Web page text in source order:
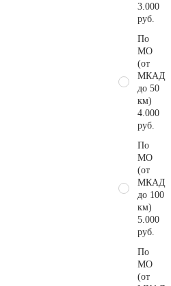
3.000
руб.
По
МО
(от
МКАД
до 50
км)
4.000
руб.
По
МО
(от
МКАД
до 100
км)
5.000
руб.
По
МО
(от